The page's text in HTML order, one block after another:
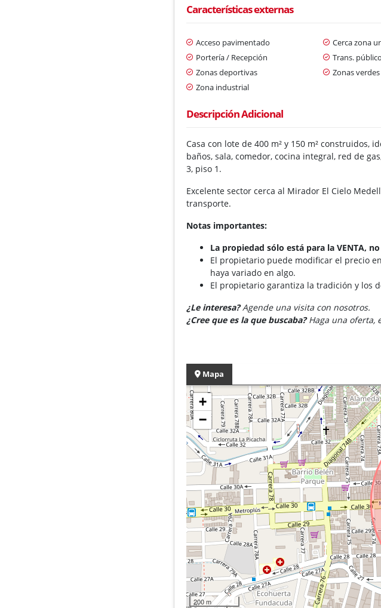
Características externas
Acceso pavimentado Cerca zona
Portería / Recepción
Trans.
Zonas deportivas
Zonas verdes
Zona industrial
Descripción Adicional
Casa con lote de 400 m² y 150 m² construidos,
baños, sala, comedor, cocina integral, red de
3, piso 1.
Excelente sector cerca al Mirador El Cielo
transporte.
Notas importantes:
La propiedad sólo está para la VENTA,
El propietario puede modificar el precio
haya variado en algo.
El propietario garantiza la tradición y los
¿Le interesa?Agende una visita con nosotros.
¿Cree que es la que buscaba?Haga una oferta,
Mapa
+
−
200 m